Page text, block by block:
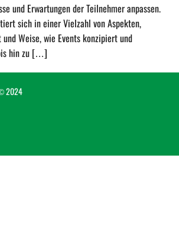
und Erwartungen der Teilnehmer anpassen.
sich in einer Vielzahl von Aspekten,
Weise, wie Events konzipiert und
hin zu […]
2024